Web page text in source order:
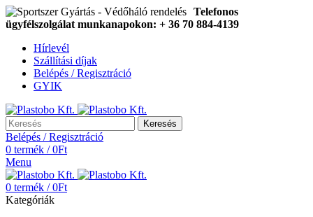
Telefonos
ügyfélszolgálat munkanapokon: + 36 70 884-4139
Hírlevél
Szállítási díjak
Belépés / Regisztráció
GYIK
Keresés
Belépés / Regisztráció
0 termék / 0Ft
Menu
0 termék / 0Ft
Kategóriák